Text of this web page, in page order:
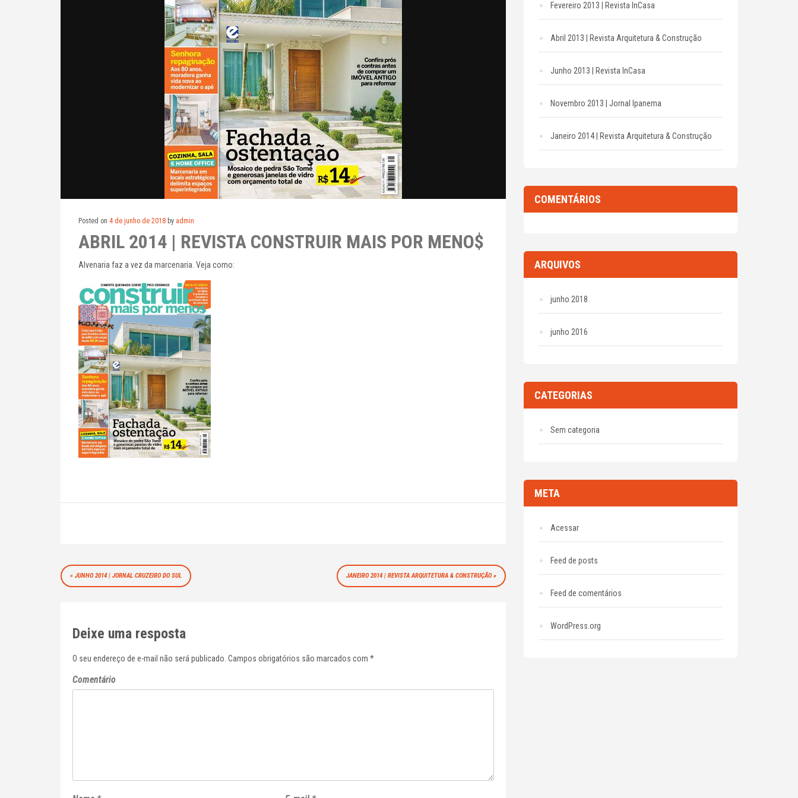
Posted on 4 de junho de 2018 by admin
ABRIL 2014 | REVISTA CONSTRUIR MAIS POR MENO$
Alvenaria faz a vez da marcenaria. Veja como:
Navegação
de
JUNHO 2014 | JORNAL CRUZEIRO DO SUL JANEIRO 2014 | REVISTA ARQUITETURA & CONSTRUÇÃO
Deixe uma resposta
O seu endereço de e-mail não será publicado. Campos obrigatórios são marcados com *
Comentário
Fevereiro 2013 | Revista InCasa
Abril 2013 | Revista Arquitetura & Construção
Junho 2013 | Revista InCasa
Novembro 2013 | Jornal Ipanema
Janeiro 2014 | Revista Arquitetura & Construção
COMENTÁRIOS
ARQUIVOS
junho 2018
junho 2016
CATEGORIAS
Sem categoria
META
Acessar
Feed de posts
Feed de comentários
WordPress.org